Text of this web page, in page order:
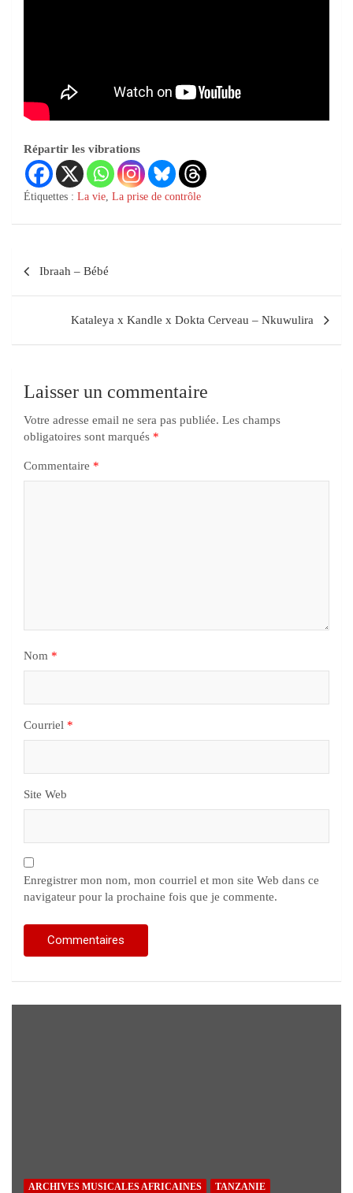
Répartir les vibrations
Étiquettes : La vie, La prise de contrôle
Ibraah – Bébé
Kataleya x Kandle x Dokta Cerveau – Nkuwulira
Laisser un commentaire
Votre adresse email ne sera pas publiée. Les champs
obligatoires sont marqués *
Commentaire *
Nom *
Courriel *
Site Web
Enregistrer mon nom, mon courriel et mon site Web dans ce
navigateur pour la prochaine fois que je commente.
ARCHIVES MUSICALES AFRICAINES TANZANIE